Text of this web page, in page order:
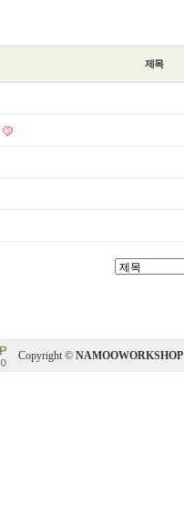
제목
Copyright © NAMOOWORKSHOP